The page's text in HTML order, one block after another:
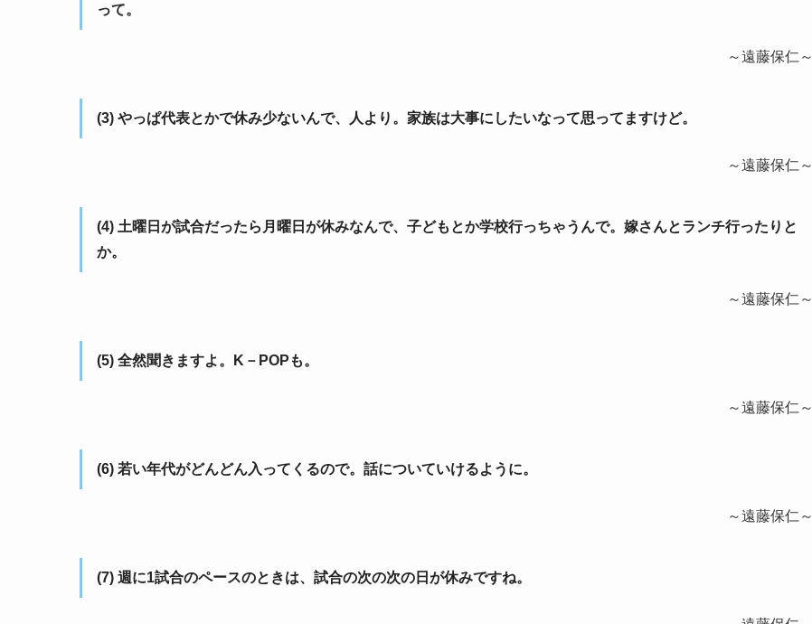
って。
～遠藤保仁～
(3) やっぱ代表とかで休み少ないんで、人より。家族は大事にしたいなって思ってますけど。
～遠藤保仁～
(4) 土曜日が試合だったら月曜日が休みなんで、子どもとか学校行っちゃうんで。嫁さんとランチ行ったりと
か。
～遠藤保仁～
(5) 全然聞きますよ。K－POPも。
～遠藤保仁～
(6) 若い年代がどんどん入ってくるので。話についていけるように。
～遠藤保仁～
(7) 週に1試合のペースのときは、試合の次の次の日が休みですね。